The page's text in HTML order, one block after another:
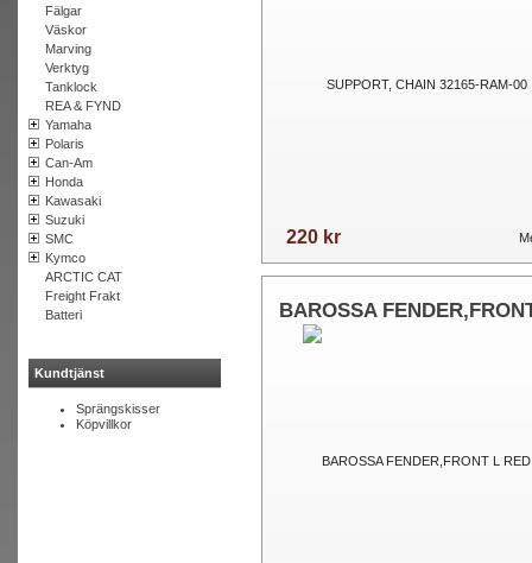
Fälgar
Väskor
Marving
Verktyg
Tanklock
REA & FYND
Yamaha
Polaris
Can-Am
Honda
Kawasaki
Suzuki
SMC
Kymco
ARCTIC CAT
Freight Frakt
Batteri
Kundtjänst
Sprängskisser
Köpvillkor
220 kr
BAROSSA
BLACK 51552-ATG-00